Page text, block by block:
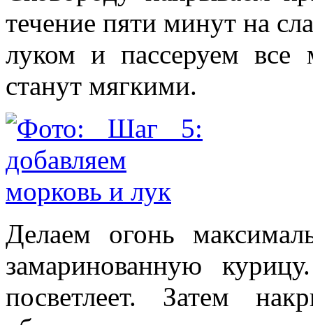
течение пяти минут на
луком и пассеруем
станут мягкими.
Делаем огонь
замаринованную
посветлеет. Затем